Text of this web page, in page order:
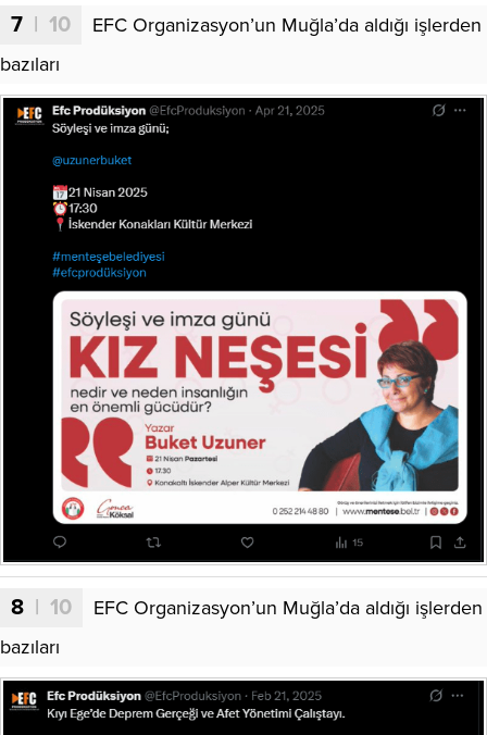
7 | 10
EFC Organizasyon’un Muğla’da aldığı işlerden
bazıları
8 | 10
EFC Organizasyon’un Muğla’da aldığı işlerden
bazıları